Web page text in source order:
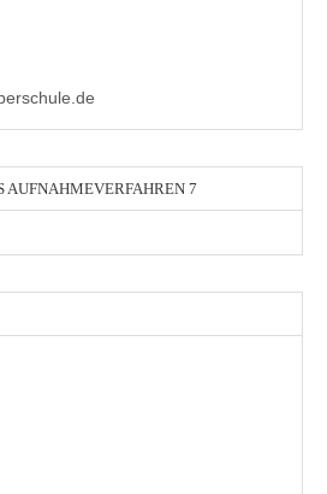
AUFNAHMEVERFAHREN 7